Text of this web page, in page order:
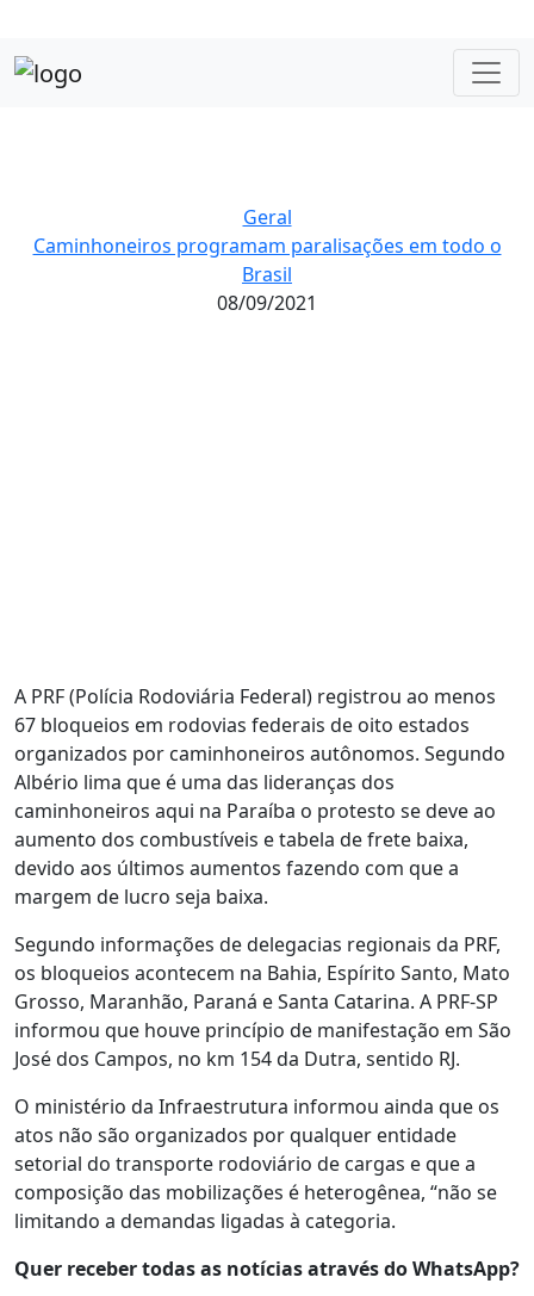
Geral
Caminhoneiros programam paralisações em todo o
Brasil
08/09/2021
A PRF (Polícia Rodoviária Federal) registrou ao menos
67 bloqueios em rodovias federais de oito estados
organizados por caminhoneiros autônomos. Segundo
Albério lima que é uma das lideranças dos
caminhoneiros aqui na Paraíba o protesto se deve ao
aumento dos combustíveis e tabela de frete baixa,
devido aos últimos aumentos fazendo com que a
margem de lucro seja baixa.
Segundo informações de delegacias regionais da PRF,
os bloqueios acontecem na Bahia, Espírito Santo, Mato
Grosso, Maranhão, Paraná e Santa Catarina. A PRF-SP
informou que houve princípio de manifestação em São
José dos Campos, no km 154 da Dutra, sentido RJ.
O ministério da Infraestrutura informou ainda que os
atos não são organizados por qualquer entidade
setorial do transporte rodoviário de cargas e que a
composição das mobilizações é heterogênea, “não se
limitando a demandas ligadas à categoria.
Quer receber todas as notícias através do WhatsApp?